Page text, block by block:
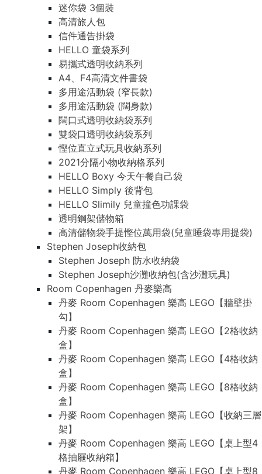
迷你袋 3個裝
高清旅人包
信件通告掛袋
HELLO 童袋系列
易攜式透明收納系列
A4、F4高清文件書袋
多用途活動袋 (窄長款)
多用途活動袋 (闊身款)
闊口式透明收納袋系列
雙袋口透明收納袋系列
慳位直立式玩具收納系列
2021分隔小物收納格系列
HELLO Boxy 今天午餐自己袋
HELLO Simply 後背包
HELLO Slimily 兒童撞色功課袋
透明鋼架儲物箱
高清儲物袋手提慳位萬用袋(兒童睡袋專用提袋)
Stephen Joseph收納包
Stephen Joseph 防水收納袋
Stephen Joseph沙灘收納包(含沙灘玩具)
Room Copenhagen 丹麥樂高
丹麥 Room Copenhagen 樂高 LEGO【牆壁掛
勾】
丹麥 Room Copenhagen 樂高 LEGO【2格收納
盒】
丹麥 Room Copenhagen 樂高 LEGO【4格收納
盒】
丹麥 Room Copenhagen 樂高 LEGO【8格收納
盒】
丹麥 Room Copenhagen 樂高 LEGO【收納三層
架】
丹麥 Room Copenhagen 樂高 LEGO【桌上型4
格抽屜收納箱】
丹麥 Room Copenhagen 樂高 LEGO【桌上型8